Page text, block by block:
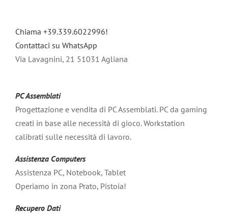
Chiama +39.339.6022996!
Contattaci su WhatsApp
Via Lavagnini, 21 51031 Agliana
PC Assemblati
Progettazione e vendita di PC Assemblati. PC da gaming
creati in base alle necessità di gioco. Workstation
calibrati sulle necessità di lavoro.
Assistenza Computers
Assistenza PC, Notebook, Tablet
Operiamo in zona Prato, Pistoia!
Recupero Dati